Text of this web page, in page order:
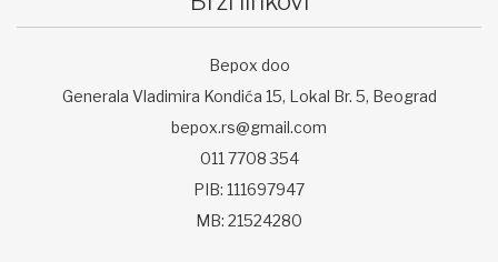
Bepox doo
Generala Vladimira Kondića 15, Lokal Br. 5, Beograd
bepox.rs@gmail.com
011 7708 354
PIB: 111697947
MB: 21524280